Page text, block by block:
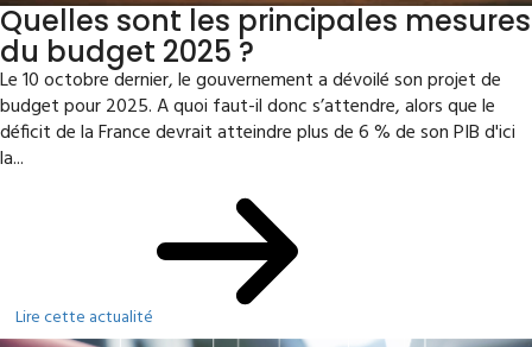
Quelles sont les principales mesures
du budget 2025 ?
Le 10 octobre dernier, le gouvernement a dévoilé son projet de
budget pour 2025. A quoi faut-il donc s’attendre, alors que le
déficit de la France devrait atteindre plus de 6 % de son PIB d'ici
la...
Lire cette actualité